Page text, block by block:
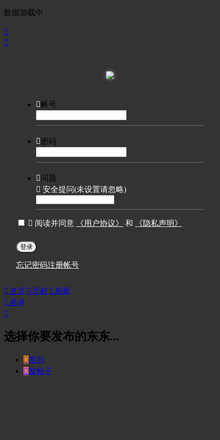
数据加载中


帐号
密码
问题
 安全提问(未设置请忽略)
 阅读并同意 《用户协议》 和 《隐私声明》
登录
忘记密码注册帐号
 首页 导航  刷新
菜单

选择你要发布的东东...
签到
发帖子